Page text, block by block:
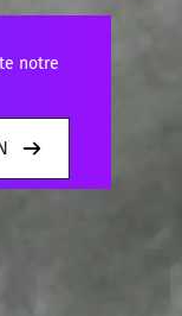
notre